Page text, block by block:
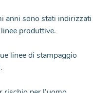
anni sono stati indirizzati
produttive.
linee di stampaggio